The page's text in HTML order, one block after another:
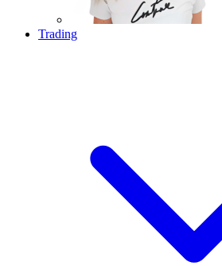
Trading